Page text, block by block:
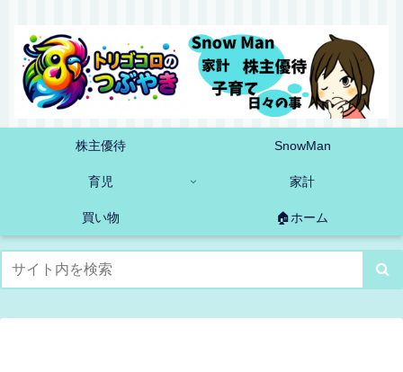
株主優待 SnowMan
育児 家計
買い物 🏠ホーム